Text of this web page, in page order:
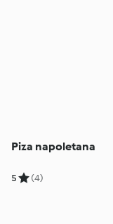
Piza napoletana
5 (4)